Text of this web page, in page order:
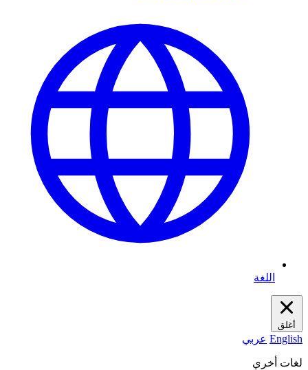
اللغة
أغلق
English عربي
لغات أخري